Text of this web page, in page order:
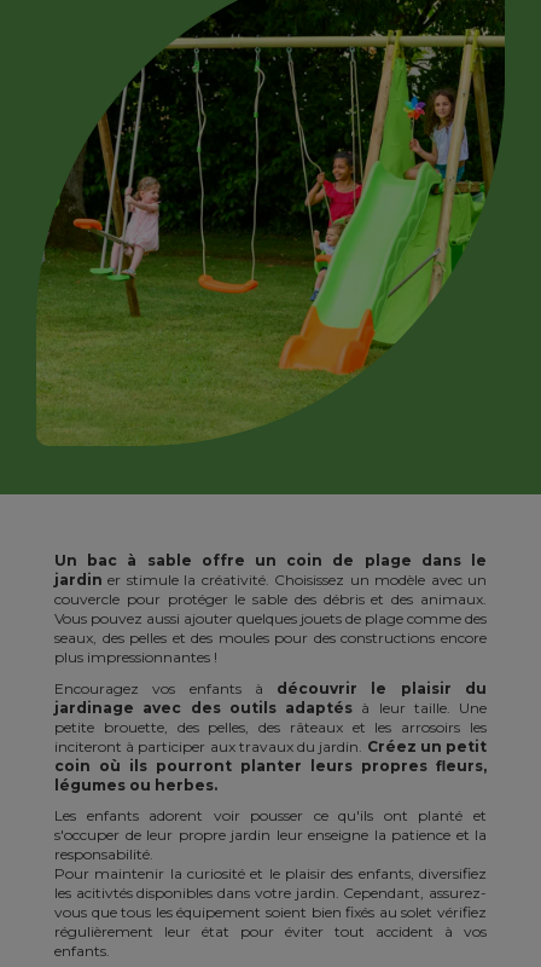
Un bac à sable offre un coin de plage dans le
jardin er stimule la créativité. Choisissez un modèle avec un
couvercle pour protéger le sable des débris et des animaux.
Vous pouvez aussi ajouter quelques jouets de plage comme des
seaux, des pelles et des moules pour des constructions encore
plus impressionnantes !
Encouragez vos enfants à découvrir le plaisir du
jardinage avec des outils adaptés à leur taille. Une
petite brouette, des pelles, des râteaux et les arrosoirs les
inciteront à participer aux travaux du jardin. Créez un petit
coin où ils pourront planter leurs propres fleurs,
légumes ou herbes.
Les enfants adorent voir pousser ce qu'ils ont planté et
s'occuper de leur propre jardin leur enseigne la patience et la
responsabilité.
Pour maintenir la curiosité et le plaisir des enfants, diversifiez
les acitivtés disponibles dans votre jardin. Cependant, assurez-
vous que tous les équipement soient bien fixés au solet vérifiez
régulièrement leur état pour éviter tout accident à vos
enfants.